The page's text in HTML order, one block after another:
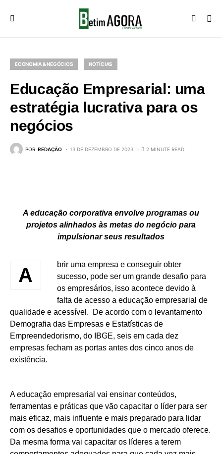
ECONOMIA & NEGÓCIOS NOTÍCIAS
Educação Empresarial: uma
estratégia lucrativa para os
negócios
POR REDAÇÃO 13 DE DEZEMBRO DE 2023 2 MINUTE READ
A educação corporativa envolve programas ou
projetos alinhados às metas do negócio para
impulsionar seus resultados
A
brir uma empresa e conseguir obter
sucesso, pode ser um grande desafio para
os empresários, isso acontece devido à
falta de acesso a educação empresarial de
qualidade e acessível. De acordo com o levantamento
Demografia das Empresas e Estatísticas de
Empreendedorismo, do IBGE, seis em cada dez
empresas fecham as portas antes dos cinco anos de
existência.
A educação empresarial vai ensinar conteúdos,
ferramentas e práticas que vão capacitar o líder para ser
mais eficaz, mais influente e mais preparado para lidar
com os desafios e oportunidades que o mercado oferece.
Da mesma forma vai capacitar os líderes a terem